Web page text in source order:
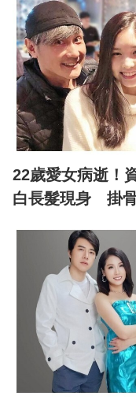
22歲愛女病逝！
白長髮現身 掛